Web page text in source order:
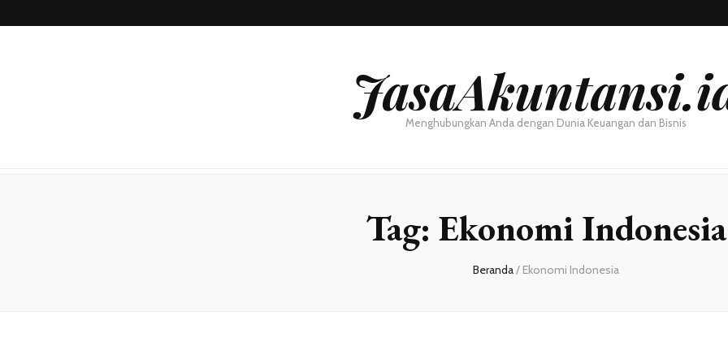
Menghubungkan Anda dengan Dunia Keuangan dan Bisnis
Tag: Ekonomi Indonesia
Beranda/ Ekonomi Indonesia